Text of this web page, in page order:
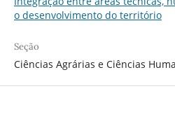
o desenvolvimento do território
Seção
Ciências Agrárias e Ciências